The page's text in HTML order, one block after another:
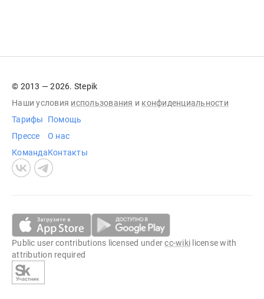
© 2013 — 2026. Stepik
Наши условия использования и конфиденциальности
Тарифы
Прессе
Команда
Помощь
О нас
Контакты
Public user contributions licensed undercc-wiki license with
attribution required